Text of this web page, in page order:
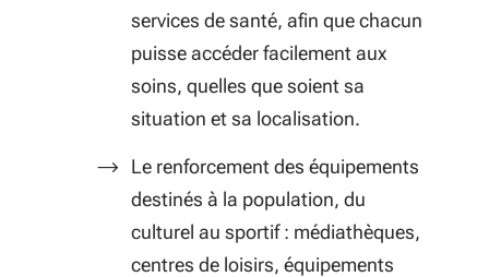
services de santé, afin que chacun
puisse accéder facilement aux
soins, quelles que soient sa
situation et sa localisation.
Le renforcement des équipements
destinés à la population, du
culturel au sportif : médiathèques,
centres de loisirs, équipements